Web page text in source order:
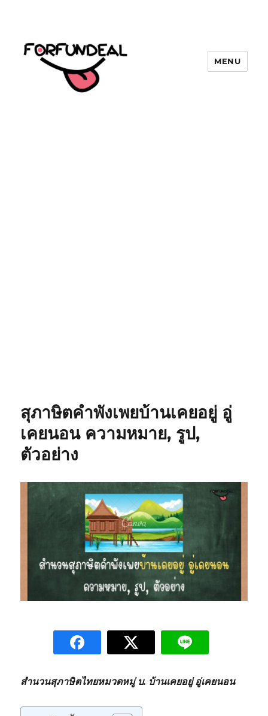
MENU
สุภาษิตคำพังเพยบ้านเคยอยู่ อู่
เคยนอน ความหมาย, รูป,
ตัวอย่าง
สำนวนสุภาษิตไทยหมวดหมู่ บ. บ้านเคยอยู่ อู่เคยนอน